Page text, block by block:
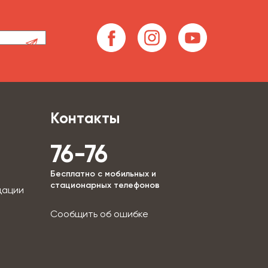
Контакты
76-76
Бесплатно с мобильных и
стационарных телефонов
Сообщить об ошибке